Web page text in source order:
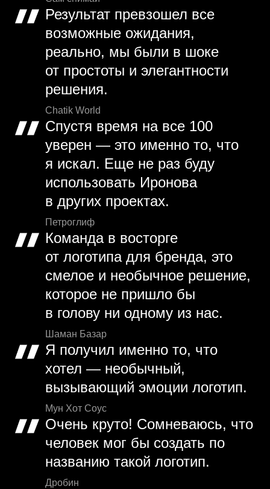
Результат превзошел все
возможные ожидания,
реально, мы были в шоке
от простоты и элегантности
решения.
Chatik World
Спустя время на все 100
уверен — это именно то, что
я искал. Еще не раз буду
использовать Иронова
в других проектах.
Петроглиф
Команда в восторге
от логотипа для бренда, это
смелое и необычное решение,
которое не пришло бы
в голову ни одному из нас.
Шаман Базар
Я получил именно то, что
хотел — необычный,
вызывающий эмоции логотип.
Мун Хот Соус
Очень круто! Сомневаюсь, что
человек мог бы создать по
названию такой логотип.
Дробин